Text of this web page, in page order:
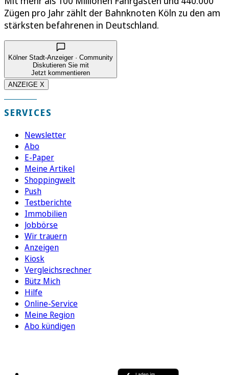
Zügen pro Jahr zählt der Bahnknoten Köln zu den am
stärksten befahrenen in Deutschland.
Kölner Stadt-Anzeiger · Community
Diskutieren Sie mit
Jetzt kommentieren
ANZEIGE X
SERVICES
Newsletter
Abo
E-Paper
Meine Artikel
Shoppingwelt
Push
Testberichte
Immobilien
Jobbörse
Wir trauern
Anzeigen
Kiosk
Vergleichsrechner
Bütz Mich
Hilfe
Online-Service
Meine Region
Abo kündigen